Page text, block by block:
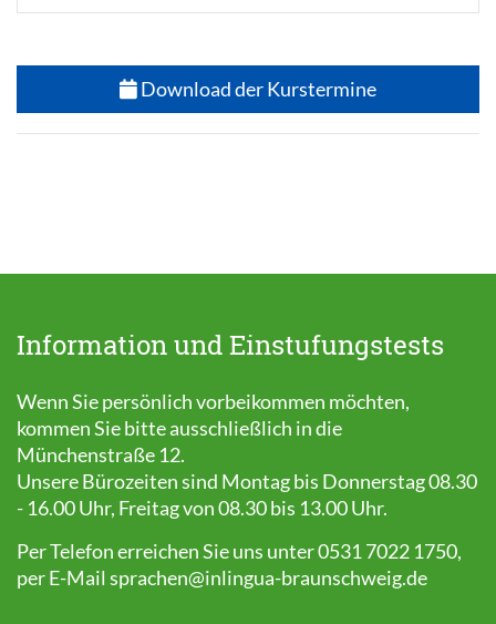
Download der Kurstermine
Information und Einstufungstests
Wenn Sie persönlich vorbeikommen möchten,
kommen Sie bitte ausschließlich in die
Münchenstraße 12.
Unsere Bürozeiten sind Montag bis Donnerstag 08.30
- 16.00 Uhr, Freitag von 08.30 bis 13.00 Uhr.
Per Telefon erreichen Sie uns unter 0531 7022 1750,
per E-Mail sprachen@inlingua-braunschweig.de